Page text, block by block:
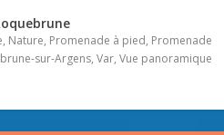
, Nature, Promenade à pied, Promenade
sur-Argens,Var,Vue panoramique